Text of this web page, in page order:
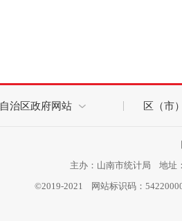
自治区政府网站 区（市
主办：山南市统计局 地址
©2019-2021 网站标识码：